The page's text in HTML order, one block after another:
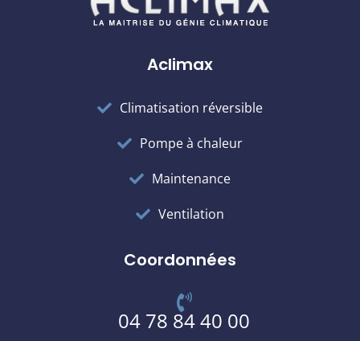
Aclimax
Climatisation réversible
Pompe à chaleur
Maintenance
Ventilation
Coordonnées
04 78 84 40 00